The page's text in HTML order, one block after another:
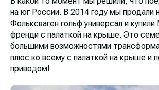
на юг России. В 2014 году мы продали
Фольксваген гольф универсал и
френди с палаткой на крыше. Это
большими возможностями
плюс ко всему с палаткой на крыше и
приводом!